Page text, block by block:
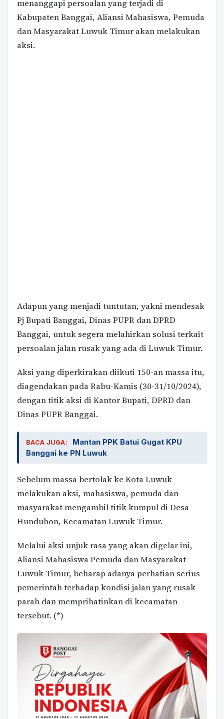
menanggapi persoalan yang terjadi di
Kabupaten Banggai, Aliansi Mahasiswa, Pemuda
dan Masyarakat Luwuk Timur akan melakukan
aksi.
Adapun yang menjadi tuntutan, yakni mendesak
Pj Bupati Banggai, Dinas PUPR dan DPRD
Banggai, untuk segera melahirkan solusi terkait
persoalan jalan rusak yang ada di Luwuk Timur.
Aksi yang diperkirakan diikuti 150-an massa itu,
diagendakan pada Rabu-Kamis (30-31/10/2024),
dengan titik aksi di Kantor Bupati, DPRD dan
Dinas PUPR Banggai.
BACA JUGA:
Mantan PPK Batui Gugat KPU
Banggai ke PN Luwuk
Sebelum massa bertolak ke Kota Luwuk
melakukan aksi, mahasiswa, pemuda dan
masyarakat mengambil titik kumpul di Desa
Hunduhon, Kecamatan Luwuk Timur.
Melalui aksi unjuk rasa yang akan digelar ini,
Aliansi Mahasiswa Pemuda dan Masyarakat
Luwuk Timur, beharap adanya perhatian serius
pemerintah terhadap kondisi jalan yang rusak
parah dan memprihatinkan di kecamatan
tersebut. (*)